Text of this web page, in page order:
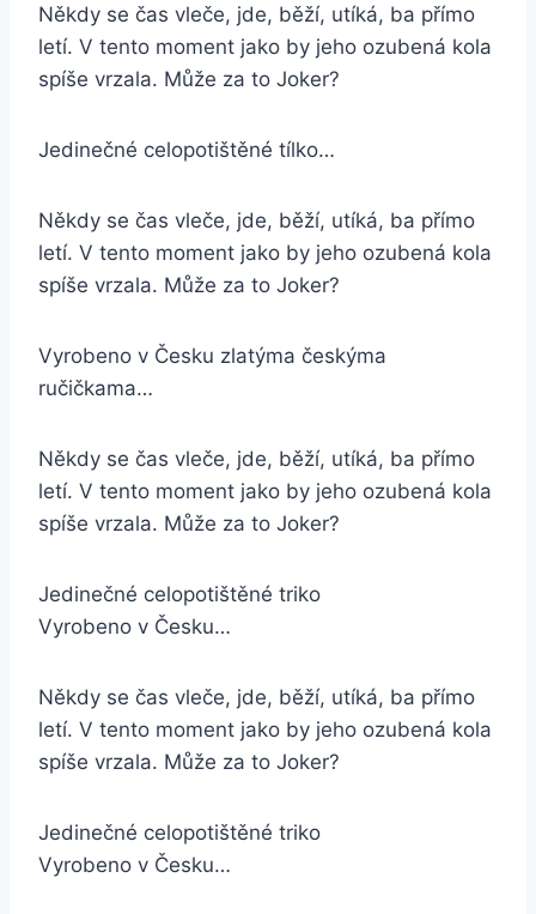
Někdy se čas vleče, jde, běží, utíká, ba přímo
letí. V tento moment jako by jeho ozubená kola
spíše vrzala. Může za to Joker?
Jedinečné celopotištěné tílko…
Někdy se čas vleče, jde, běží, utíká, ba přímo
letí. V tento moment jako by jeho ozubená kola
spíše vrzala. Může za to Joker?
Vyrobeno v Česku zlatýma českýma
ručičkama…
Někdy se čas vleče, jde, běží, utíká, ba přímo
letí. V tento moment jako by jeho ozubená kola
spíše vrzala. Může za to Joker?
Jedinečné celopotištěné triko
Vyrobeno v Česku…
Někdy se čas vleče, jde, běží, utíká, ba přímo
letí. V tento moment jako by jeho ozubená kola
spíše vrzala. Může za to Joker?
Jedinečné celopotištěné triko
Vyrobeno v Česku…